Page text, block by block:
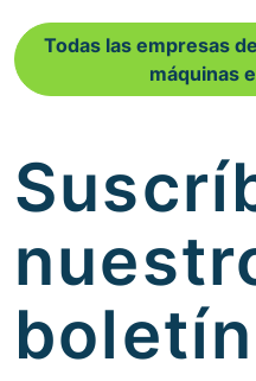
Todas las empresas
máquinas